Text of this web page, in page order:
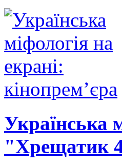
Українська
"Хрещатик